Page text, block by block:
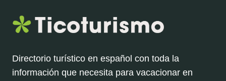
Directorio turístico en español con toda la
información que necesita para vacacionar en